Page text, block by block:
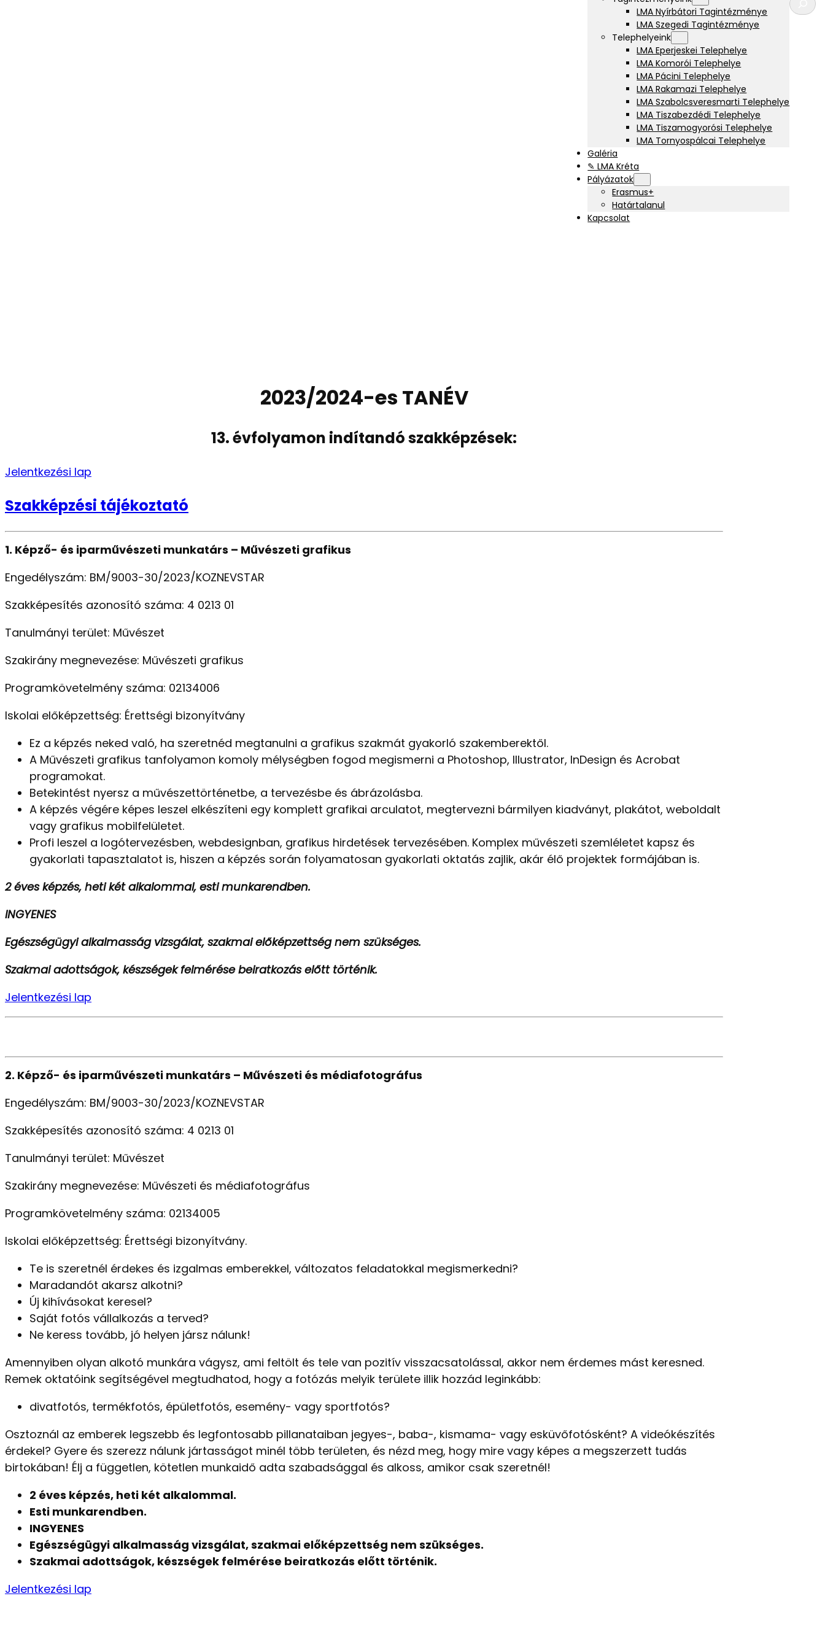
LMA Nyírbátori Tagintézménye
LMA Szegedi Tagintézménye
Telephelyeink
LMA Eperjeskei Telephelye
LMA Komorói Telephelye
LMA Pácini Telephelye
LMA Rakamazi Telephelye
LMA Szabolcsveresmarti Telephelye
LMA Tiszabezdédi Telephelye
LMA Tiszamogyorósi Telephelye
LMA Tornyospálcai Telephelye
Galéria
✎ LMA Kréta
Pályázatok
Erasmus+
Határtalanul
Kapcsolat
e
2023/2024-es TANÉV
13. évfolyamon indítandó szakképzések:
Jelentkezési lap
Szakképzési tájékoztató
1. Képző- és iparművészeti munkatárs – Művészeti grafikus
Engedélyszám: BM/9003-30/2023/KOZNEVSTAR
Szakképesítés azonosító száma: 4 0213 01
Tanulmányi terület: Művészet
Szakirány megnevezése: Művészeti grafikus
Programkövetelmény száma: 02134006
Iskolai előképzettség: Érettségi bizonyítvány
Ez a képzés neked való, ha szeretnéd megtanulni a grafikus szakmát gyakorló szakemberektől.
A Művészeti grafikus tanfolyamon komoly mélységben fogod megismerni a Photoshop, Illustrator, InDesign és Acrobat
programokat.
Betekintést nyersz a művészettörténetbe, a tervezésbe és ábrázolásba.
A képzés végére képes leszel elkészíteni egy komplett grafikai arculatot, megtervezni bármilyen kiadványt, plakátot, weboldalt
vagy grafikus mobilfelületet.
Profi leszel a logótervezésben, webdesignban, grafikus hirdetések tervezésében. Komplex művészeti szemléletet kapsz és
gyakorlati tapasztalatot is, hiszen a képzés során folyamatosan gyakorlati oktatás zajlik, akár élő projektek formájában is.
2 éves képzés, heti két alkalommal, esti munkarendben.
INGYENES
Egészségügyi alkalmasság vizsgálat, szakmai előképzettség nem szükséges.
Szakmai adottságok, készségek felmérése beiratkozás előtt történik.
Jelentkezési lap
2. Képző- és iparművészeti munkatárs – Művészeti és médiafotográfus
Engedélyszám: BM/9003-30/2023/KOZNEVSTAR
Szakképesítés azonosító száma: 4 0213 01
Tanulmányi terület: Művészet
Szakirány megnevezése: Művészeti és médiafotográfus
Programkövetelmény száma: 02134005
Iskolai előképzettség: Érettségi bizonyítvány.
Te is szeretnél érdekes és izgalmas emberekkel, változatos feladatokkal megismerkedni?
Maradandót akarsz alkotni?
Új kihívásokat keresel?
Saját fotós vállalkozás a terved?
Ne keress tovább, jó helyen jársz nálunk!
Amennyiben olyan alkotó munkára vágysz, ami feltölt és tele van pozitív visszacsatolással, akkor nem érdemes mást keresned.
Remek oktatóink segítségével megtudhatod, hogy a fotózás melyik területe illik hozzád leginkább:
divatfotós, termékfotós, épületfotós, esemény- vagy sportfotós?
Osztoznál az emberek legszebb és legfontosabb pillanataiban jegyes-, baba-, kismama- vagy esküvőfotósként? A videókészítés
érdekel? Gyere és szerezz nálunk jártasságot minél több területen, és nézd meg, hogy mire vagy képes a megszerzett tudás
birtokában! Élj a független, kötetlen munkaidő adta szabadsággal és alkoss, amikor csak szeretnél!
2 éves képzés, heti két alkalommal.
Esti munkarendben.
INGYENES
Egészségügyi alkalmasság vizsgálat, szakmai előképzettség nem szükséges.
Szakmai adottságok, készségek felmérése beiratkozás előtt történik.
Jelentkezési lap